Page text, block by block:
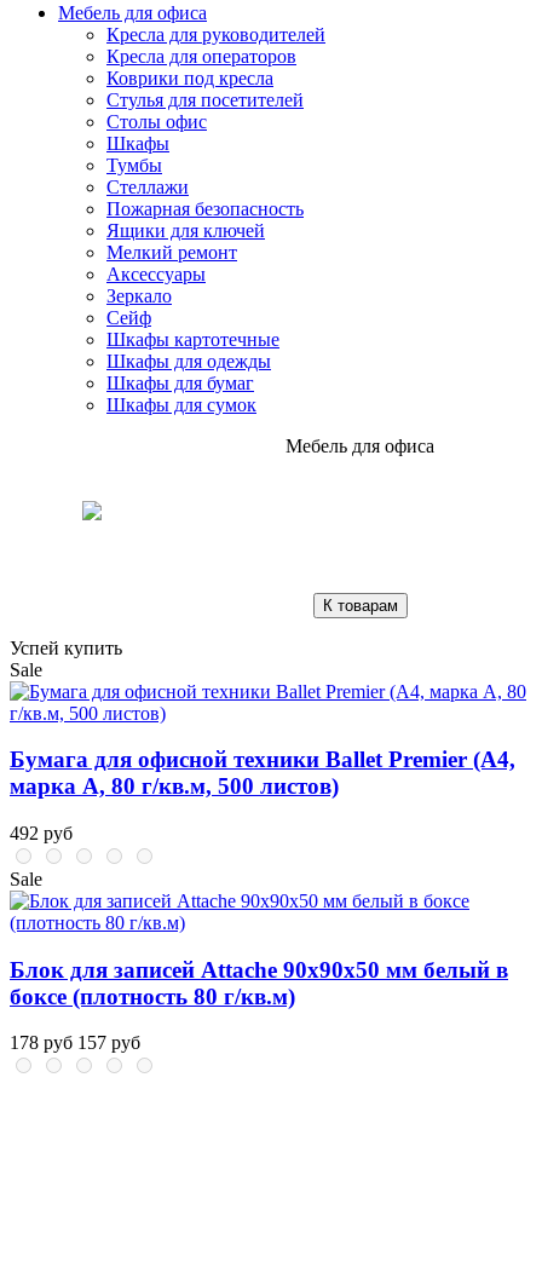
Мебель для офиса
Кресла для руководителей
Кресла для операторов
Коврики под кресла
Стулья для посетителей
Столы офис
Шкафы
Тумбы
Стеллажи
Пожарная безопасность
Ящики для ключей
Мелкий ремонт
Аксессуары
Зеркало
Сейф
Шкафы картотечные
Шкафы для одежды
Шкафы для бумаг
Шкафы для сумок
Мебель для офиса
К товарам
Успей купить
Sale
Бумага для офисной техники Ballet Premier (А4,
марка A, 80 г/кв.м, 500 листов)
492 руб
Sale
Блок для записей Attache 90x90x50 мм белый в
боксе (плотность 80 г/кв.м)
178 руб 157 руб